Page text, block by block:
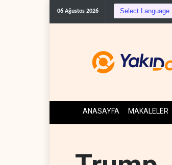
06 Ağustos 2026
ANASAYFA MAKALELER